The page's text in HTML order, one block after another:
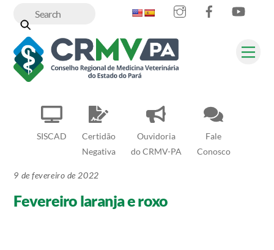
content
SISCAD
Certidão
Negativa
Ouvidoria
do CRMV-PA
Fale
Conosco
InstagramFacebook
9 de fevereiro de 2022
Fevereiro laranja e roxo